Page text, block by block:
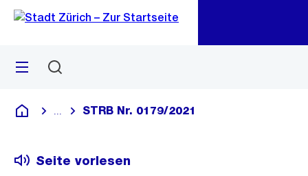
Navigation
Sprunglink
Menü
Deutsch
Blende alle Breadcrumbs ein
STRB Nr. 0179/2021
Seite vorlesen